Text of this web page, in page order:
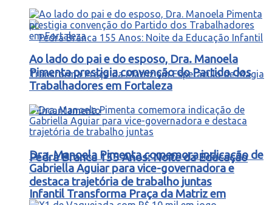
Pedra Branca 155 Anos: Noite da Educação
Infantil Transforma Praça da Matriz em
Ao lado do pai e do esposo, Dra. Manoela
Pimenta prestigia convenção do Partido dos
Trabalhadores em Fortaleza
Dra. Manoela Pimenta comemora indicação de
Gabriella Aguiar para vice-governadora e
destaca trajetória de trabalho juntas